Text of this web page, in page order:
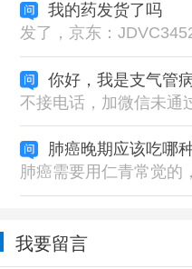
我的药发货了吗
发了，京东：
你好，我是支气管
不接电话，加微信未通
肺癌晚期应该吃哪
我要留言